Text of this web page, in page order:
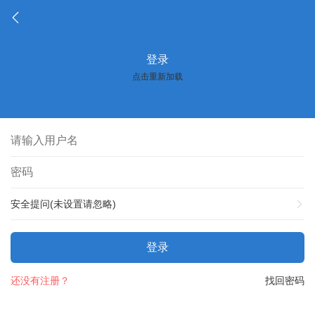
登录
点击重新加载
安全提问(未设置请忽略)
登录
找回密码
还没有注册？